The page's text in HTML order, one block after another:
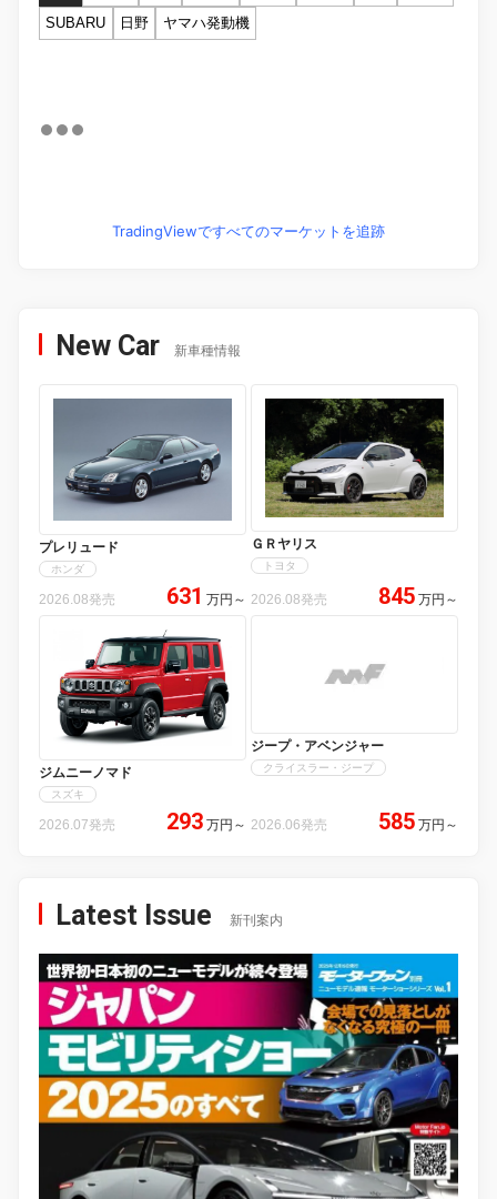
SUBARU
日野 ヤマハ発動機
TradingViewですべてのマーケットを追跡
New Car 新車種情報
プレリュード
ホンダ
2026.08発売 631 万円 ～
ＧＲヤリス
トヨタ
2026.08発売 845 万円 ～
ジムニーノマド
スズキ
2026.07発売 293 万円 ～
ジープ・アベンジャー
クライスラー・ジープ
2026.06発売 585 万円 ～
Latest Issue 新刊案内